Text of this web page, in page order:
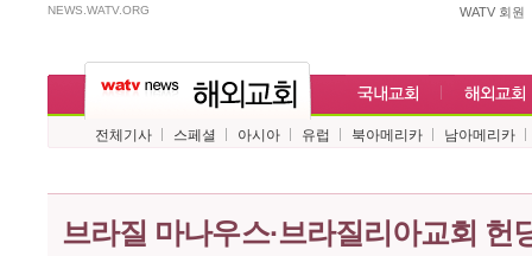
NEWS.WATV.ORG WATV 회원
전체기사 스페셜 아시아 유럽 북아메리카 남아메리카
브라질 마나우스·브라질리아교회 헌